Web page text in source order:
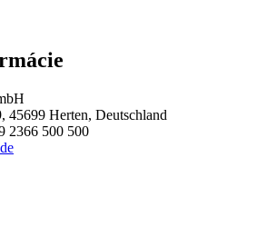
45699 Herten, Deutschland
2366 500 500